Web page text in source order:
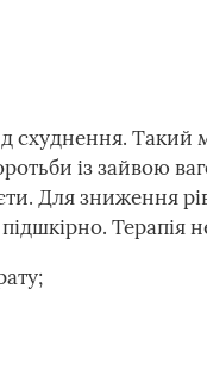
схуднення. Такий
із зайвою
Для зниження
Терапія